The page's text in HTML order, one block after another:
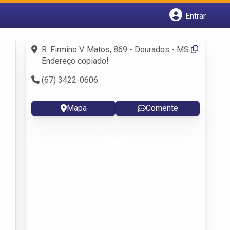
Entrar
Fazer login
Criar conta
R. Firmino V. Matos, 869 - Dourados - MS
Endereço copiado!
(67) 3422-0606
Mapa Comente